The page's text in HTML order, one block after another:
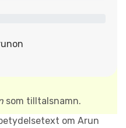
som tilltalsnamn.
om Arun